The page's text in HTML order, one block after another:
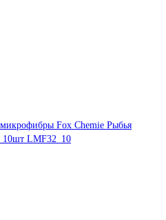
микрофибры Fox Chemie Рыбья
10шт LMF32_10